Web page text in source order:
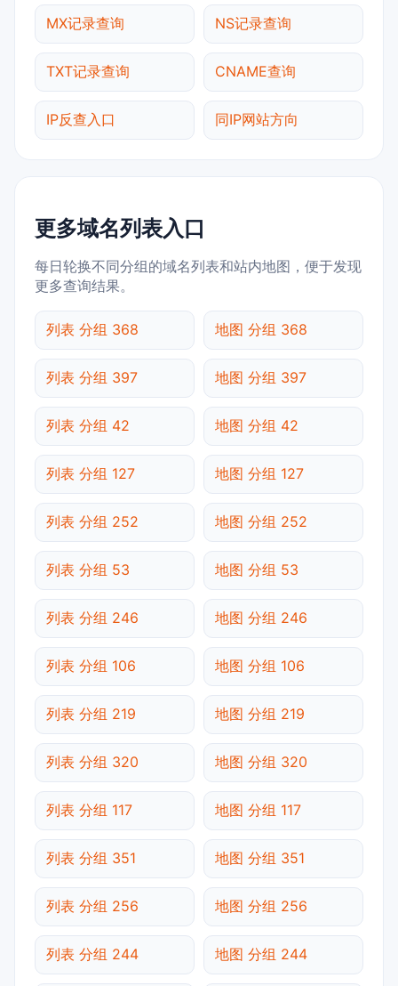
MX记录查询 NS记录查询
TXT记录查询 CNAME查询
IP反查入口 同IP网站方向
更多域名列表入口
每日轮换不同分组的域名列表和站内地图，便于发现
更多查询结果。
列表 分组 368 地图 分组 368
列表 分组 397 地图 分组 397
列表 分组 42 地图 分组 42
列表 分组 127 地图 分组 127
列表 分组 252 地图 分组 252
列表 分组 53 地图 分组 53
列表 分组 246 地图 分组 246
列表 分组 106 地图 分组 106
列表 分组 219 地图 分组 219
列表 分组 320 地图 分组 320
列表 分组 117 地图 分组 117
列表 分组 351 地图 分组 351
列表 分组 256 地图 分组 256
列表 分组 244 地图 分组 244